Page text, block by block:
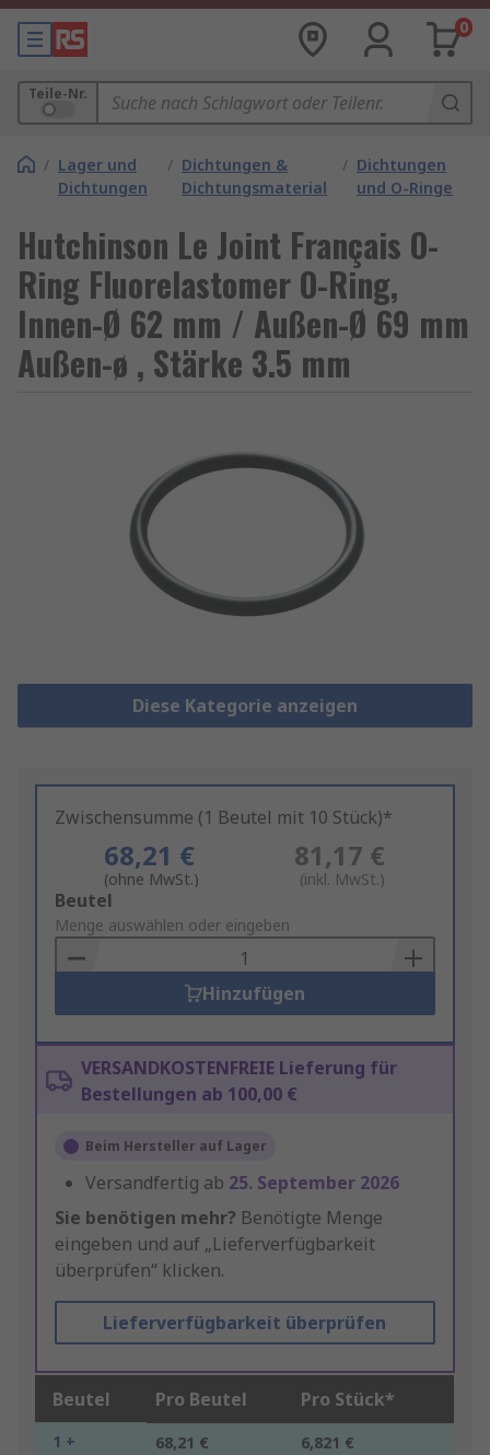
0
Teile-Nr.
/ Lager und
Dichtungen
/ Dichtungen &
Dichtungsmaterial
/ Dichtungen
und O-Ringe
Hutchinson Le Joint Français O-
Ring Fluorelastomer O-Ring,
Innen-Ø 62 mm / Außen-Ø 69 mm
Außen-ø , Stärke 3.5 mm
Diese Kategorie anzeigen
Zwischensumme (1 Beutel mit 10 Stück)*
68,21 €
(ohne MwSt.)
81,17 €
(inkl. MwSt.)
Add
to
Basket
Beutel
Menge auswählen oder eingeben
Hinzufügen
VERSANDKOSTENFREIE Lieferung für
Bestellungen ab 100,00 €
Beim Hersteller auf Lager
Versandfertig ab 25. September 2026
Sie benötigen mehr? Benötigte Menge
eingeben und auf „Lieferverfügbarkeit
überprüfen“ klicken.
Lieferverfügbarkeit überprüfen
Beutel Pro Beutel Pro Stück*
1 + 68,21 € 6,821 €